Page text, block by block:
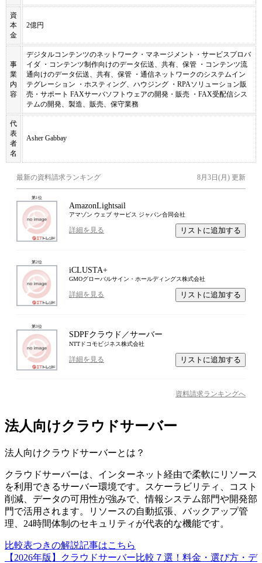
資
本
金
2億円
事
業
内
容
デジタルコンテンツのネットワーク・マネージメント・サービスプロバ
イダ ・コンテンツ制作向けのデータ伝送、共有、保管 ・コンテンツ流
通向けのデータ伝送、共有、保管 ・通信ネットワークのシステムイン
テグレーション ・ホスティング、ハウジング ・RPAソリューション販
売・サポート FAXサーバソフトウェアの開発・販売 ・FAX受配信シス
テムの開発、製造、販売、保守業務
代
表
者
名
Asher Gabbay
最新の資料請求ランキング 8月3日(月) 更新
第1位
AmazonLightsail
アマゾン ウェブ サービス ジャパン合同会社
詳細を見る リストに追加する
第2位
iCLUSTA+
GMOグローバルサイン・ホールディングス株式会社
詳細を見る リストに追加する
第3位
SDPFクラウド／サーバー
NTTドコモビジネス株式会社
詳細を見る リストに追加する
資料請求ランキングへ
法人向けクラウドサーバー
法人向けクラウドサーバーとは？
クラウドサーバーは、インターネット経由で柔軟にリソース
を利用できるサーバー環境です。スケーラビリティ、コスト
削減、データの可用性が強みで、情報システム部門や開発部
門で活用されます。リソースの自動拡張、バックアップ管
理、24時間体制のセキュリティが代表的な機能です。
比較表つきの解説記事はこちら
【2026年版】クラウドサーバー比較７選！料金・選び方・デ